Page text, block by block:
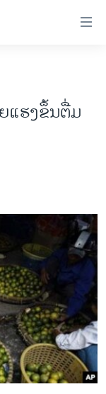
ແຮງຂຶ້ນຕື່ມ